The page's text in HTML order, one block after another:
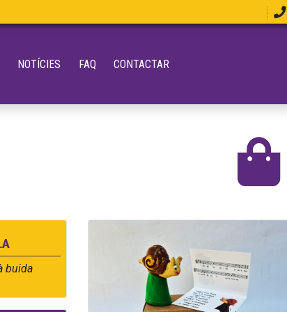
NOTÍCIES FAQ CONTACTAR
buida